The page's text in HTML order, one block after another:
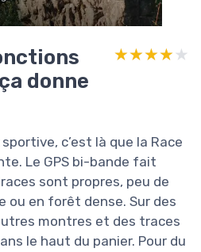
donne
★★★★★
★★★★★
c’est là que la Race
Le GPS bi-bande fait
sont propres, peu de
ou en forêt dense. Sur des
montres et des traces
le haut du panier. Pour du